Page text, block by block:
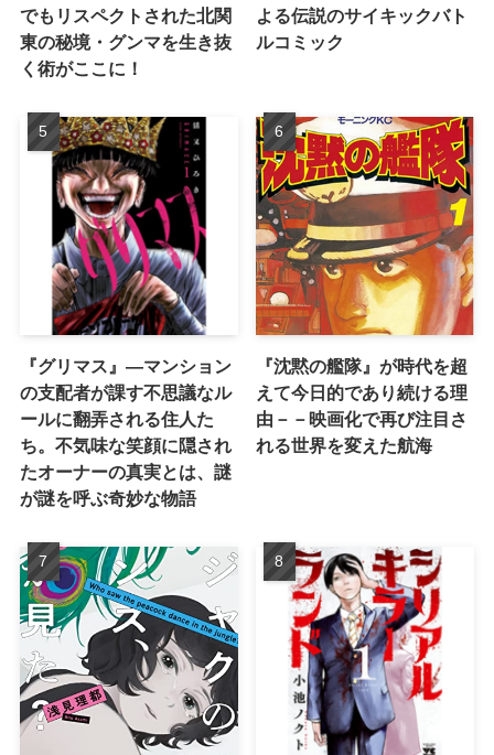
でもリスペクトされた北関
東の秘境・グンマを生き抜
く術がここに！
よる伝説のサイキックバト
ルコミック
『グリマス』―マンション
の支配者が課す不思議なル
ールに翻弄される住人た
ち。不気味な笑顔に隠され
たオーナーの真実とは、謎
が謎を呼ぶ奇妙な物語
『沈黙の艦隊』が時代を超
えて今日的であり続ける理
由－－映画化で再び注目さ
れる世界を変えた航海